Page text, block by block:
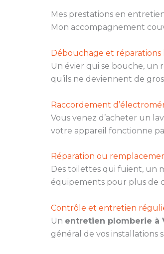
Mes prestations en
Mon accompagnement
Débouchage et réparations
Un évier qui se bouche, un
qu’ils ne deviennent de
Raccordement
Vous venez d’acheter un
votre appareil fonctionne
Réparation ou
Des toilettes qui fuient, un
équipements pour plus de
Contrôle et entretien
Un entretien plomberie à
général de vos installations